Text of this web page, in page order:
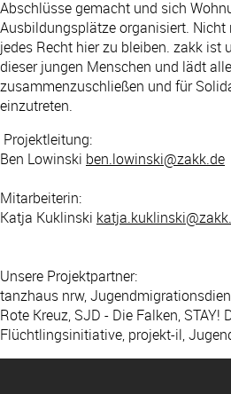
Abschlüsse gemacht und sich
Ausbildungsplätze organisiert. Nicht
jedes Recht hier zu bleiben. zakk ist
dieser jungen Menschen und lädt
zusammenzuschließen und für
einzutreten.
Projektleitung:
Ben Lowinski ben.lowinski@zakk.de
Mitarbeiterin:
Katja Kuklinski
Unsere Projektpartner:
tanzhaus nrw,
Rote Kreuz, SJD - Die Falken, STAY!
Flüchtlingsinitiative, projekt-il,